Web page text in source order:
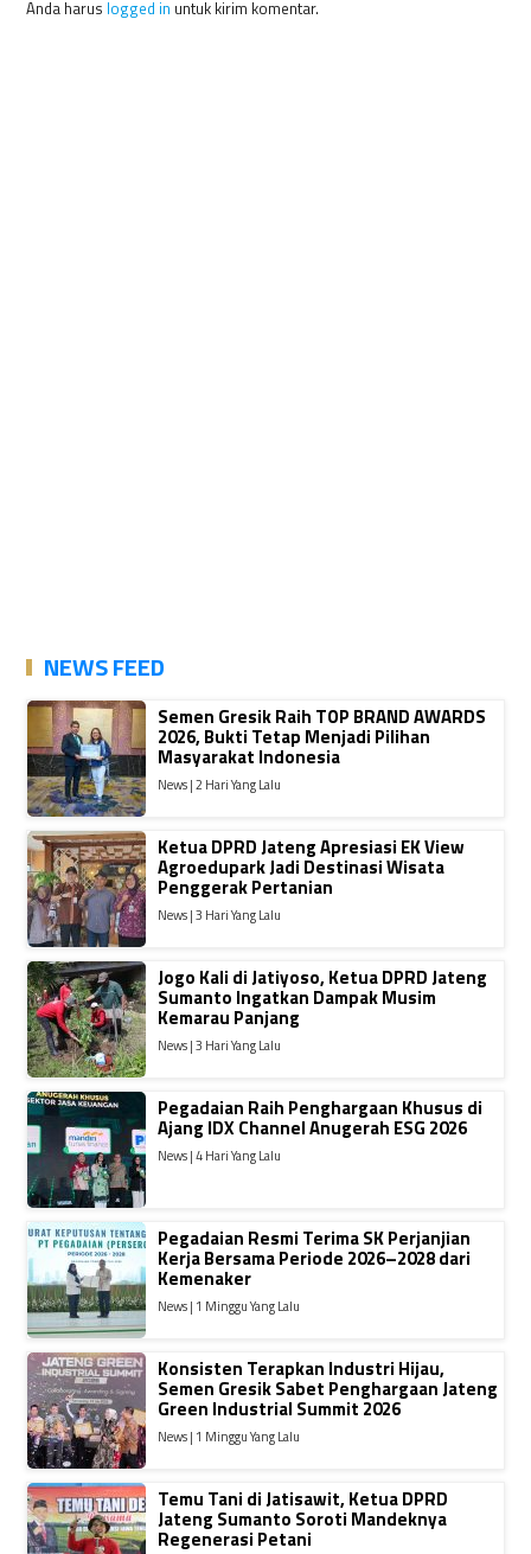
Anda harus logged in untuk kirim komentar.
NEWS FEED
Semen Gresik Raih TOP BRAND AWARDS
2026, Bukti Tetap Menjadi Pilihan
Masyarakat Indonesia
News | 2 Hari Yang Lalu
Ketua DPRD Jateng Apresiasi EK View
Agroedupark Jadi Destinasi Wisata
Penggerak Pertanian
News | 3 Hari Yang Lalu
Jogo Kali di Jatiyoso, Ketua DPRD Jateng
Sumanto Ingatkan Dampak Musim
Kemarau Panjang
News | 3 Hari Yang Lalu
Pegadaian Raih Penghargaan Khusus di
Ajang IDX Channel Anugerah ESG 2026
News | 4 Hari Yang Lalu
Pegadaian Resmi Terima SK Perjanjian
Kerja Bersama Periode 2026–2028 dari
Kemenaker
News | 1 Minggu Yang Lalu
Konsisten Terapkan Industri Hijau,
Semen Gresik Sabet Penghargaan Jateng
Green Industrial Summit 2026
News | 1 Minggu Yang Lalu
Temu Tani di Jatisawit, Ketua DPRD
Jateng Sumanto Soroti Mandeknya
Regenerasi Petani